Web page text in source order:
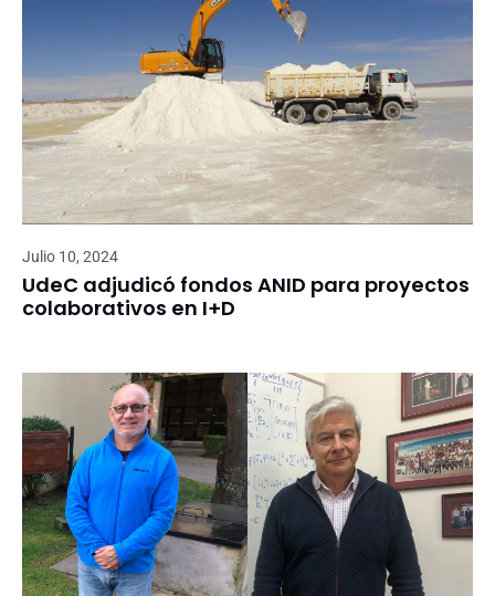
Julio 10, 2024
UdeC adjudicó fondos ANID para proyectos
colaborativos en I+D